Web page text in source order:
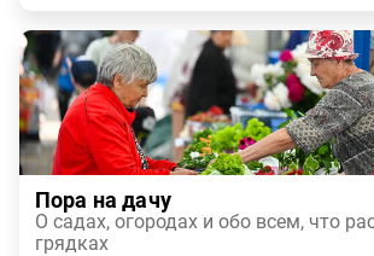
Пора на дачу
О садах, огородах и обо всем, что
грядках